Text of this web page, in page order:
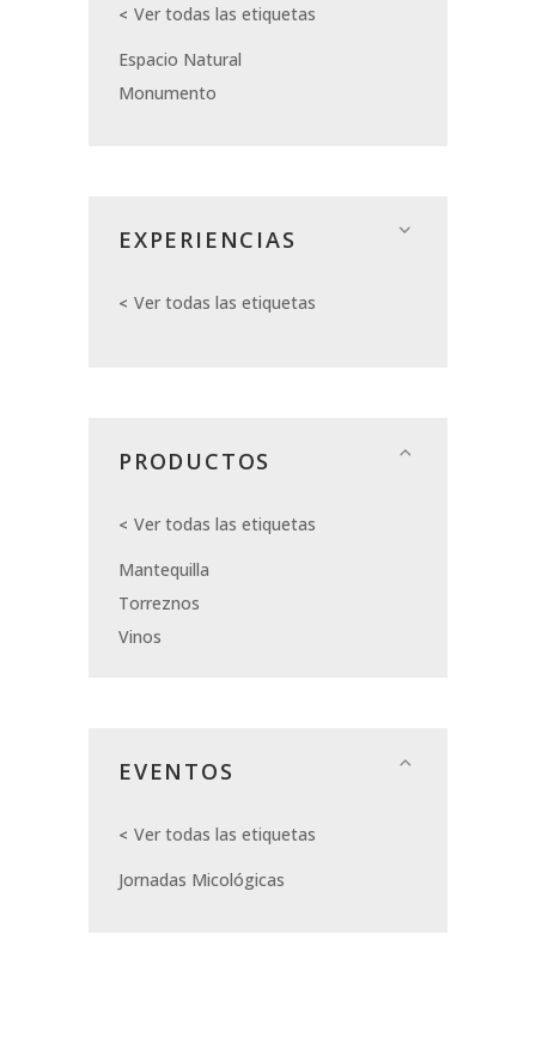
Ver todas las etiquetas
Espacio Natural
Monumento
EXPERIENCIAS
Ver todas las etiquetas
PRODUCTOS
Ver todas las etiquetas
Mantequilla
Torreznos
Vinos
EVENTOS
Ver todas las etiquetas
Jornadas Micológicas